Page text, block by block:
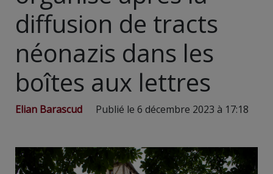
diffusion de tracts
néonazis dans les
boîtes aux lettres
Elian Barascud Publié le 6 décembre 2023 à 17:18